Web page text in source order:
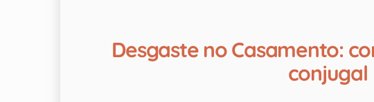
Desgaste no Casamento:
conjugal